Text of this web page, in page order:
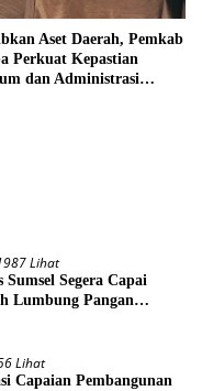
Aset Daerah, Pemkab
Perkuat Kepastian
dan Administrasi
Lihat
Segera Capai
Lumbung Pangan
Lihat
Capaian Pembangunan